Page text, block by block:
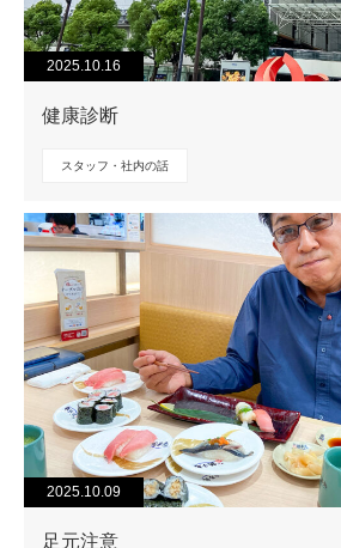
2025.10.16
健康診断
スタッフ・社内の話
2025.10.09
足元注意